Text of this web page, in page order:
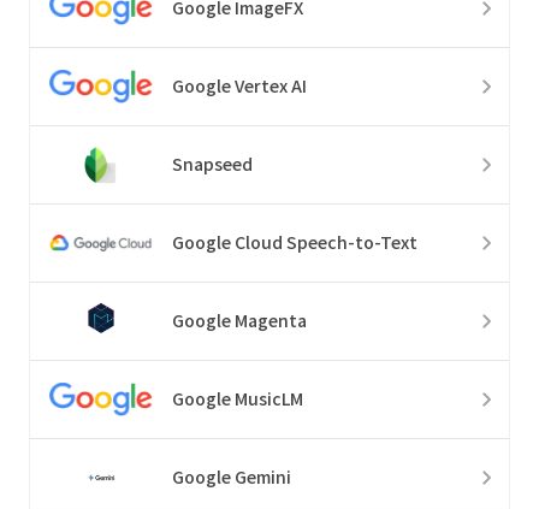
Google ImageFX
Google Vertex AI
Snapseed
Google Cloud Speech-to-Text
Google Magenta
Google MusicLM
Google Gemini